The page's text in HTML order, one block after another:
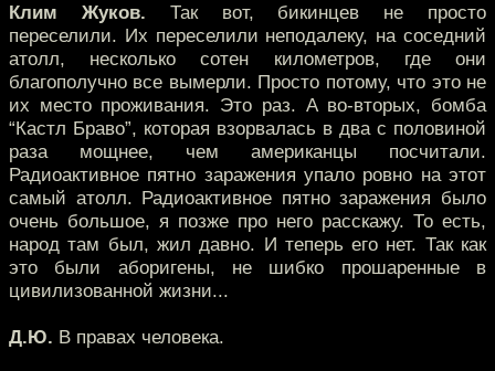
Клим Жуков. Так вот, бикинцев не просто
переселили. Их переселили неподалеку, на соседний
атолл, несколько сотен километров, где они
благополучно все вымерли. Просто потому, что это не
их место проживания. Это раз. А во-вторых, бомба
“Кастл Браво”, которая взорвалась в два с половиной
раза мощнее, чем американцы посчитали.
Радиоактивное пятно заражения упало ровно на этот
самый атолл. Радиоактивное пятно заражения было
очень большое, я позже про него расскажу. То есть,
народ там был, жил давно. И теперь его нет. Так как
это были аборигены, не шибко прошаренные в
цивилизованной жизни...
Д.Ю. В правах человека.